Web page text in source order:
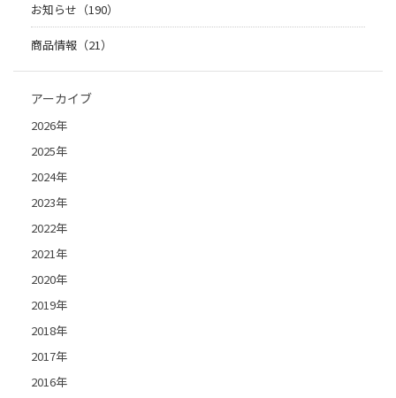
お知らせ（190）
商品情報（21）
アーカイブ
2026年
2025年
2024年
2023年
2022年
2021年
2020年
2019年
2018年
2017年
2016年